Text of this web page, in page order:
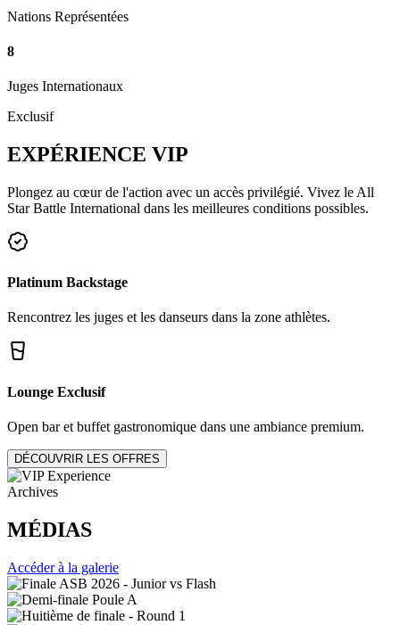
Nations Représentées
8
Juges Internationaux
Exclusif
EXPÉRIENCE VIP
Plongez au cœur de l'action avec un accès privilégié. Vivez le All
Star Battle International dans les meilleures conditions possibles.
Platinum Backstage
Rencontrez les juges et les danseurs dans la zone athlètes.
Lounge Exclusif
Open bar et buffet gastronomique dans une ambiance premium.
DÉCOUVRIR LES OFFRES
Archives
MÉDIAS
Accéder à la galerie